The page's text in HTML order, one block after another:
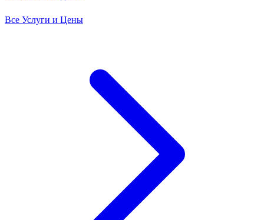
Все Услуги и Цены